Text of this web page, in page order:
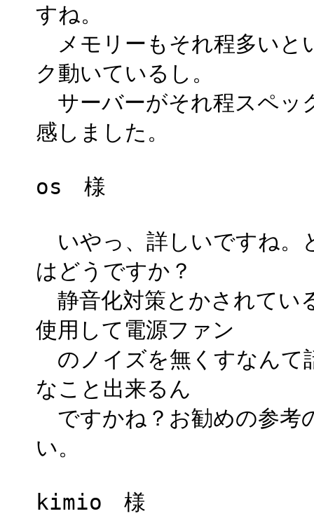
すね。
メモリーもそれ程多いと
ク動いているし。
サーバーがそれ程スペッ
感しました。
os 様
いやっ、詳しいですね。
はどうですか？
静音化対策とかされてい
使用して電源ファン
のノイズを無くすなんて
なこと出来るん
ですかね？お勧めの参考
い。
kimio 様